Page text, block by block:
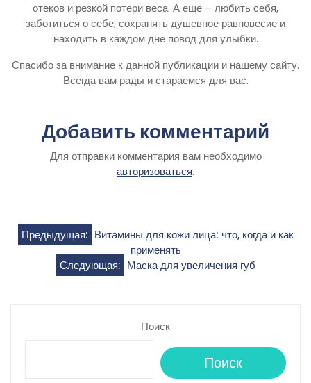
отеков и резкой потери веса. А еще – любить себя,
заботиться о себе, сохранять душевное равновесие и
находить в каждом дне повод для улыбки.
Спасибо за внимание к данной публикации и нашему сайту.
Всегда вам рады и стараемся для вас.
Добавить комментарий
Для отправки комментария вам необходимо
авторизоваться.
Навигация
Предыдущая: Витамины для кожи лица: что, когда и как
применять
Следующая: Маска для увеличения губ
Поиск
Поиск